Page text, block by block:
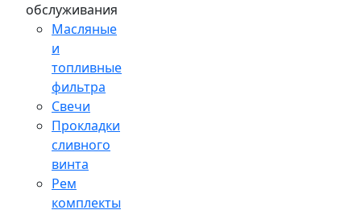
обслуживания
Масляные
и
топливные
фильтра
Свечи
Прокладки
сливного
винта
Рем
комплекты